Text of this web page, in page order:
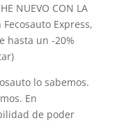
NUEVO CON LA
Fecosauto Express,
hasta un -20%
lo sabemos.
En
de poder